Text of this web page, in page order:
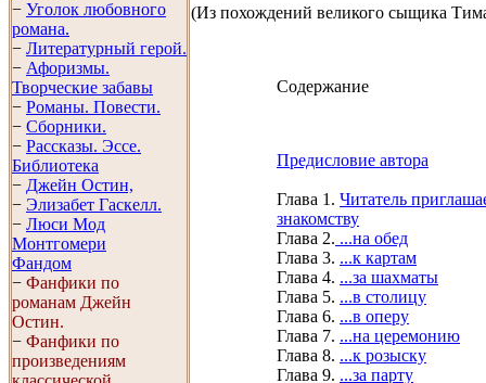
− Уголок любовного
романа.
− Литературный герой.
− Афоризмы.
Творческие забавы
− Романы. Повести.
− Сборники.
− Рассказы. Эссe.
Библиотека
− Джейн Остин,
− Элизабет Гaскелл.
− Люси Мод
Монтгомери
Фандом
− Фанфики по
романам Джейн
Остин.
− Фанфики по
произведениям
(Из похождений великого сыщика
Содержание
Предисловие автора
Глава 1. Читатель
знакомству
Глава 2. ...на обед
Глава 3. ...к картам
Глава 4. ...за шахматы
Глава 5. ...в столицу
Глава 6. ...в оперу
Глава 7. ...на церемонию
Глава 8. ...к розыску
Глава 9. ...за парту